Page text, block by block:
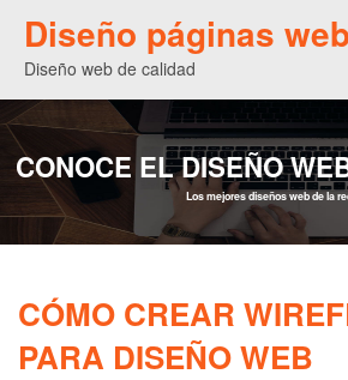
Diseño páginas web
Diseño web de calidad
CONOCE EL DISEÑO
Los mejores diseños web de la
CÓMO CREAR
PARA DISEÑO WEB